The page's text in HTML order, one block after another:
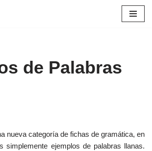
de Palabras
nueva categoría de fichas de gramática, en
simplemente ejemplos de palabras llanas.